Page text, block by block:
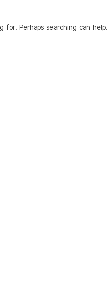
for. Perhaps searching can help.